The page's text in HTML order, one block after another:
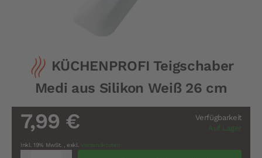
Anfang
Bildergalerie
KÜCHENPROFI Teigschaber
Medi aus Silikon Weiß 26 cm
Verfügbarkeit
Auf Lager
7,99 €
Inkl. 19% MwSt. , exkl. Versandkosten